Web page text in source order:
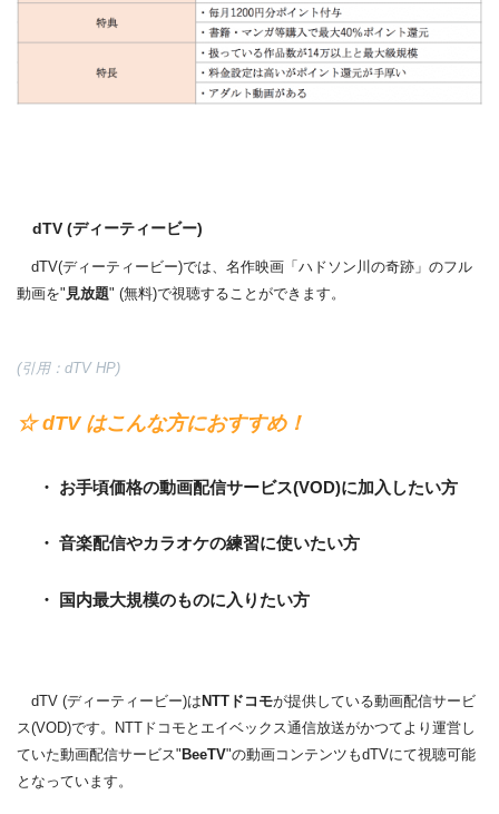
dTV (ディーティービー)
dTV(ディーティービー)では、名作映画「ハドソン川の奇跡」のフル
動画を" 見放題" (無料)で視聴することができます。
(引用：dTV HP)
☆ dTV はこんな方におすすめ！
・ お手頃価格の動画配信サービス(VOD)に加入したい方
・ 音楽配信やカラオケの練習に使いたい方
・ 国内最大規模のものに入りたい方
dTV (ディーティービー)は NTTドコモが提供している動画配信サービ
ス(VOD)です。NTTドコモとエイベックス通信放送がかつてより運営し
ていた動画配信サービス" BeeTV"の動画コンテンツもdTVにて視聴可能
となっています。